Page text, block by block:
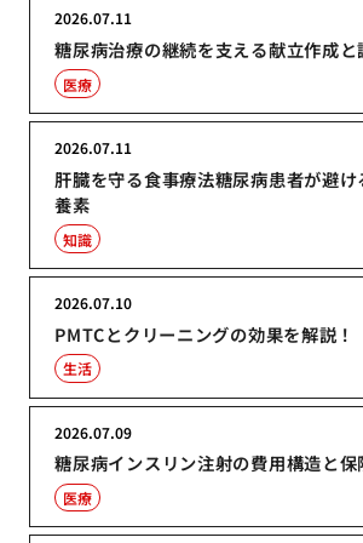
糖尿病治療の継続を支える献立作成と
2026.07.11
医療
肝臓を守る食事療法糖尿病患者が避
養素
2026.07.11
知識
PMTCとクリーニングの効果を解説！
2026.07.10
生活
糖尿病インスリン注射の費用構造と
2026.07.09
医療